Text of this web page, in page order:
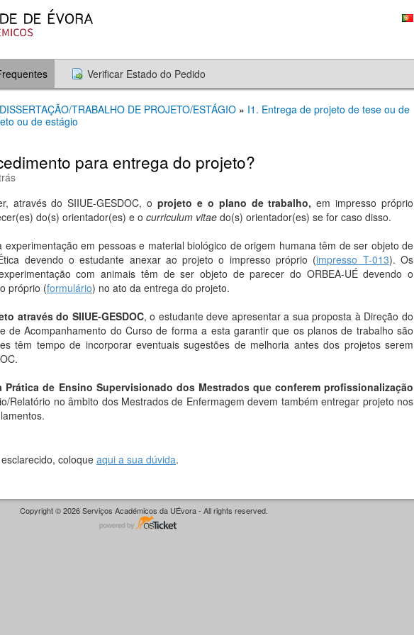
Verificar Estado do Pedido
TRABALHO DE PROJETO/ESTÁGIO » I1. Entrega de projeto de tese ou de
ou de estágio
para entrega do projeto?
através do SIIUE-GESDOC, o projeto e o plano de trabalho,em impresso próprio
do(s) orientador(es) e o curriculum vitae do(s) orientador(es) se for caso disso.
em pessoas e material biológico de origem humana têm de ser objeto de
devendo o estudante anexar ao projeto o impresso próprio (impresso T-013). Os
com animais têm de ser objeto de parecer do ORBEA-UÉ devendo o
próprio (formulário) no ato da entrega do projeto.
através do SIIUE-GESDOC, o estudante deve apresentar a sua proposta à Direção do
de Acompanhamento do Curso de forma a esta garantir que os planos de trabalho são
têm tempo de incorporar eventuais sugestões de melhoria antes dos projetos serem
Prática de Ensino Supervisionado dos Mestrados que conferem profissionalização
Relatório no âmbito dos Mestrados de Enfermagem devem também entregar projeto nos
coloque aqui a sua dúvida.
Copyright © 2026 Serviços Académicos da UÉvora - All rights reserved.